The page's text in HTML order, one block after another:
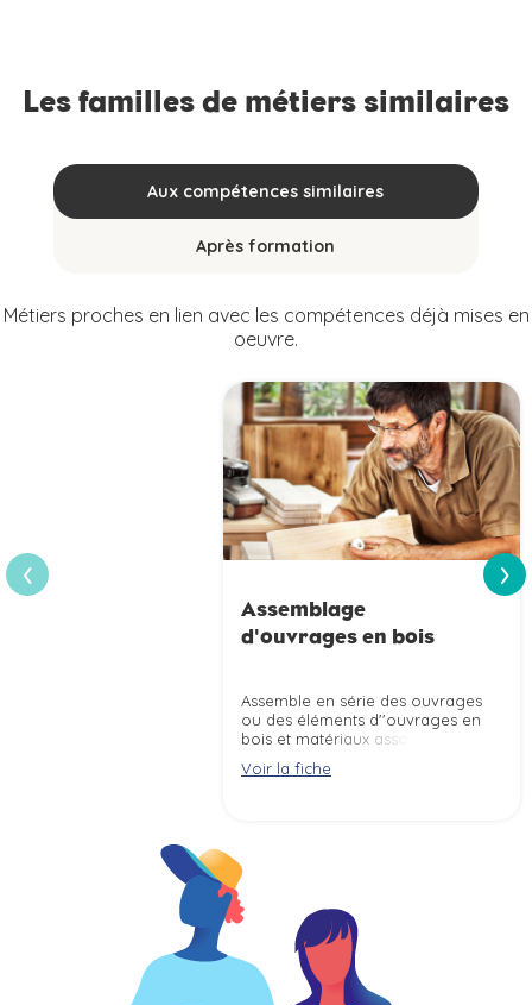
Les familles de métiers similaires
Aux compétences similaires
Après formation
Métiers proches en lien avec les compétences déjà mises en
oeuvre.
Assemblage
d'ouvrages en bois
Assemble en série des ouvrages
ou des éléments d''ouvrages en
bois et matériaux associés
panneaux, placages, ...) à partir
Voir la fiche
‹
›